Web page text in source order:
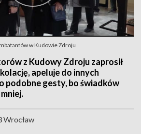
w Kudowie Zdroju
z Kudowy Zdroju zaprosił
apeluje do innych
podobne gesty, bo świadków
Wrocław